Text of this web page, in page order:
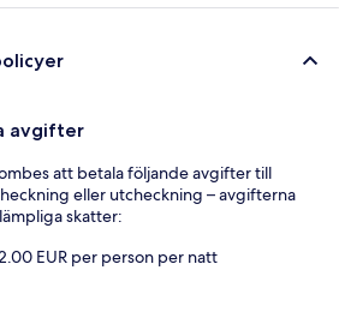
avgifter
att betala följande avgifter till
eller utcheckning – avgifterna
skatter:
EUR per person per natt